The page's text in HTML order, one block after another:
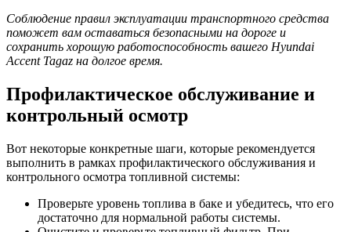
Соблюдение правил эксп­луатации транспортного средства
поможет вам оставаться безопасными на дороге и
сохранить хорошую работоспособность вашего Hyundai
Accent Tagaz на долгое время.
Профилактическое обслуживание и
контрольный осмотр
Вот некоторые конкретные шаги, которые рекомендуется
выполнить в рамках профилактического обслуживания и
контрольного осмотра топливной системы:
Проверьте уровень топлива в баке и убедитесь, что его
достаточно для нормальной работы системы.